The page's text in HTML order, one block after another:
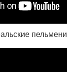
пельмени